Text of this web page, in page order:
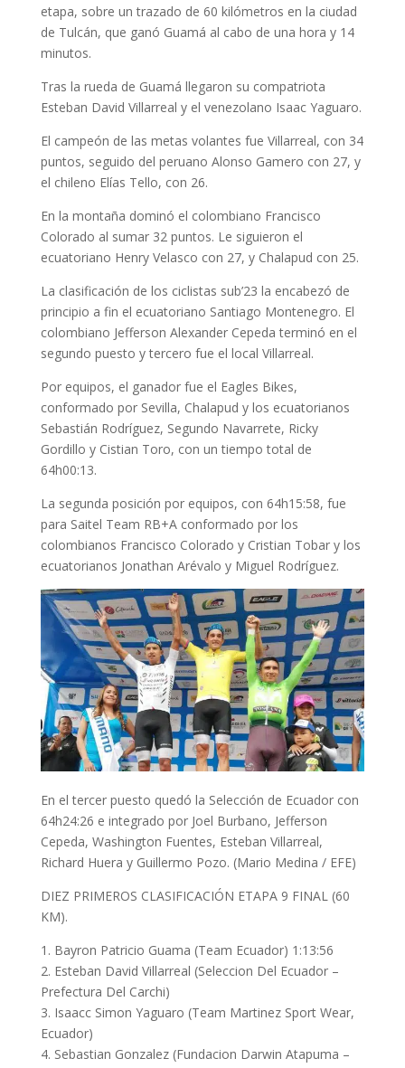
etapa, sobre un trazado de 60 kilómetros en la ciudad
de Tulcán, que ganó Guamá al cabo de una hora y 14
minutos.
Tras la rueda de Guamá llegaron su compatriota
Esteban David Villarreal y el venezolano Isaac Yaguaro.
El campeón de las metas volantes fue Villarreal, con 34
puntos, seguido del peruano Alonso Gamero con 27, y
el chileno Elías Tello, con 26.
En la montaña dominó el colombiano Francisco
Colorado al sumar 32 puntos. Le siguieron el
ecuatoriano Henry Velasco con 27, y Chalapud con 25.
La clasificación de los ciclistas sub’23 la encabezó de
principio a fin el ecuatoriano Santiago Montenegro. El
colombiano Jefferson Alexander Cepeda terminó en el
segundo puesto y tercero fue el local Villarreal.
Por equipos, el ganador fue el Eagles Bikes,
conformado por Sevilla, Chalapud y los ecuatorianos
Sebastián Rodríguez, Segundo Navarrete, Ricky
Gordillo y Cistian Toro, con un tiempo total de
64h00:13.
La segunda posición por equipos, con 64h15:58, fue
para Saitel Team RB+A conformado por los
colombianos Francisco Colorado y Cristian Tobar y los
ecuatorianos Jonathan Arévalo y Miguel Rodríguez.
En el tercer puesto quedó la Selección de Ecuador con
64h24:26 e integrado por Joel Burbano, Jefferson
Cepeda, Washington Fuentes, Esteban Villarreal,
Richard Huera y Guillermo Pozo. (Mario Medina / EFE)
DIEZ PRIMEROS CLASIFICACIÓN ETAPA 9 FINAL (60
KM).
1. Bayron Patricio Guama (Team Ecuador) 1:13:56
2. Esteban David Villarreal (Seleccion Del Ecuador –
Prefectura Del Carchi)
3. Isaacc Simon Yaguaro (Team Martinez Sport Wear,
Ecuador)
4. Sebastian Gonzalez (Fundacion Darwin Atapuma –